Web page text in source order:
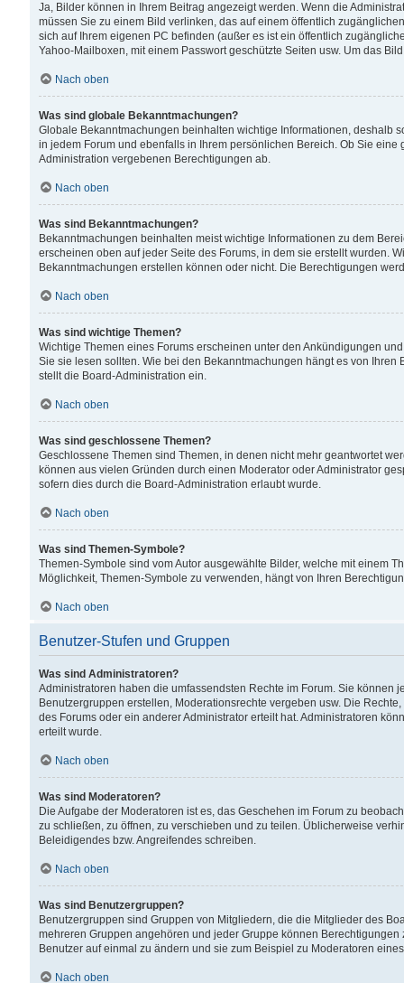
Ja, Bilder können in Ihrem Beitrag angezeigt werden. Wenn die
müssen Sie zu einem Bild verlinken, das auf einem öffentlich
sich auf Ihrem eigenen PC befinden (außer es ist ein öffentlich
Yahoo-Mailboxen, mit einem Passwort geschützte Seiten usw. Um das
Nach oben
Was sind globale Bekanntmachungen?
Globale Bekanntmachungen beinhalten wichtige Informationen, deshalb
in jedem Forum und ebenfalls in Ihrem persönlichen Bereich. Ob Sie
Administration vergebenen Berechtigungen ab.
Nach oben
Was sind Bekanntmachungen?
Bekanntmachungen beinhalten meist wichtige Informationen zu dem
erscheinen oben auf jeder Seite des Forums, in dem sie erstellt wurden.
Bekanntmachungen erstellen können oder nicht. Die Berechtigungen
Nach oben
Was sind wichtige Themen?
Wichtige Themen eines Forums erscheinen unter den Ankündigungen
Sie sie lesen sollten. Wie bei den Bekanntmachungen hängt es von
stellt die Board-Administration ein.
Nach oben
Was sind geschlossene Themen?
Geschlossene Themen sind Themen, in denen nicht mehr geantwortet
können aus vielen Gründen durch einen Moderator oder Administrator
sofern dies durch die Board-Administration erlaubt wurde.
Nach oben
Was sind Themen-Symbole?
Themen-Symbole sind vom Autor ausgewählte Bilder, welche mit einem
Möglichkeit, Themen-Symbole zu verwenden, hängt von Ihren
Nach oben
Benutzer-Stufen und Gruppen
Was sind Administratoren?
Administratoren haben die umfassendsten Rechte im Forum. Sie können
Benutzergruppen erstellen, Moderationsrechte vergeben usw. Die
des Forums oder ein anderer Administrator erteilt hat. Administratoren
erteilt wurde.
Nach oben
Was sind Moderatoren?
Die Aufgabe der Moderatoren ist es, das Geschehen im Forum zu
zu schließen, zu öffnen, zu verschieben und zu teilen. Üblicherweise
Beleidigendes bzw. Angreifendes schreiben.
Nach oben
Was sind Benutzergruppen?
Benutzergruppen sind Gruppen von Mitgliedern, die die Mitglieder des
mehreren Gruppen angehören und jeder Gruppe können
Benutzer auf einmal zu ändern und sie zum Beispiel zu Moderatoren
Nach oben